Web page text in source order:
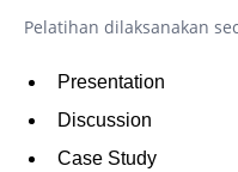
Pelatihan dilaksanakan
Presentation
Discussion
Case Study